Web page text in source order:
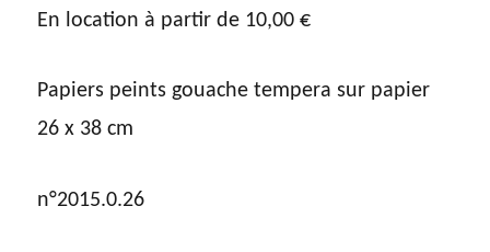
En location à partir de 10,00€
Papiers peints gouache tempera sur papier
26 x 38 cm
n°2015.0.26